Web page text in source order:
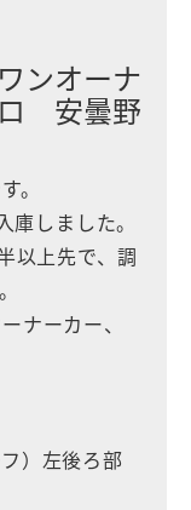
ンオーナ
安曇野
。
しました。
以上先で、調
ナーカー、
）左後ろ部